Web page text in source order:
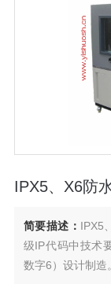
IPX5、X6防
简要描述： IPX5
级IP代码中技术
数字6）设计制造。